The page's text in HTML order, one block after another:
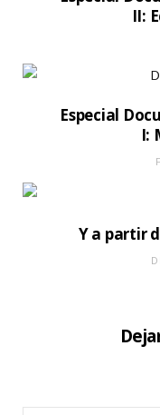
II:
Especial
I:
Y a partir